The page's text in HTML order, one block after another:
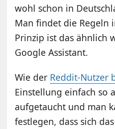
wohl schon in
Man findet die Regeln
Prinzip ist das ähnlich
Google Assistant.
Wie der Reddit-Nutzer
Einstellung einfach so
aufgetaucht und man
festlegen, dass sich